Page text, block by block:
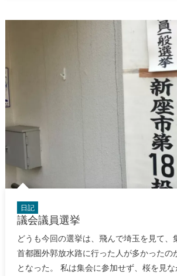
日記
議会議員選挙
どうも今回の選挙は、飛んで埼玉を見て、
首都圏外郭放水路に行った人が多かったの
となった。 私は集会に参加せず、桜を見